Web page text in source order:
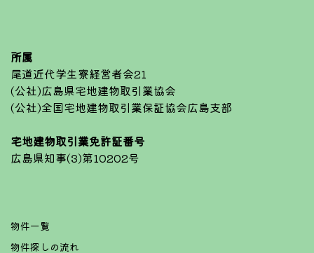
所属
尾道近代学生寮経営者会21
(公社)広島県宅地建物取引業協会
(公社)全国宅地建物取引業保証協会広島支部
宅地建物取引業免許証番号
広島県知事(3)第10202号
物件一覧
物件探しの流れ